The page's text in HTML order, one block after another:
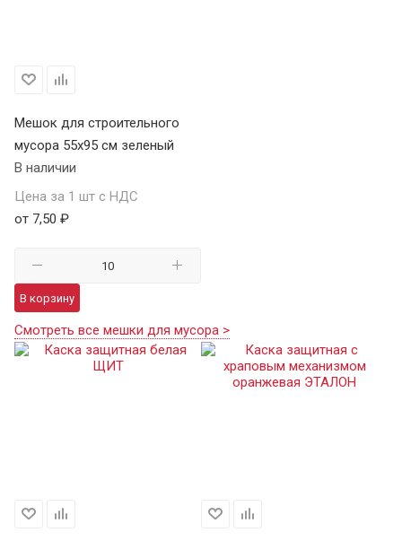
Мешок для строительного
мусора 55х95 см зеленый
В наличии
Цена за 1 шт с НДС
от 7,50 ₽
В корзину
Смотреть все мешки для мусора >